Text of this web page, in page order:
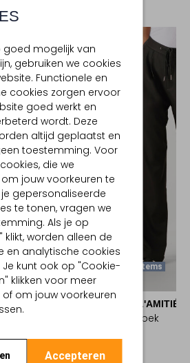
goed mogelijk van
gebruiken we cookies
Functionele en
cookies zorgen ervoor
goed werkt en
wordt. Deze
altijd geplaatst en
toestemming. Voor
die we
jouw voorkeuren te
gepersonaliseerde
te tonen, vragen we
Als je op
klikt, worden alleen de
en analytische cookies
kunt ook op "Cookie-
klikken voor meer
om jouw voorkeuren
Accepteren
Laatste Items
HAUTE L'AMITIÉ
Wijde broek